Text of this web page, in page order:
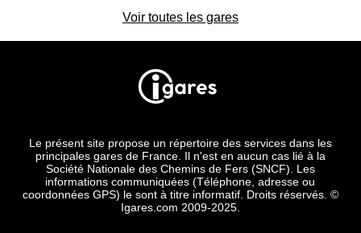
Voir toutes les gares
Le présent site propose un répertoire des services dans les
principales gares de France. Il n'est en aucun cas lié à la
Société Nationale des Chemins de Fers (SNCF). Les
informations communiquées (Téléphone, adresse ou
coordonnées GPS) le sont à titre informatif. Droits réservés. ©
Igares.com 2009-2025.